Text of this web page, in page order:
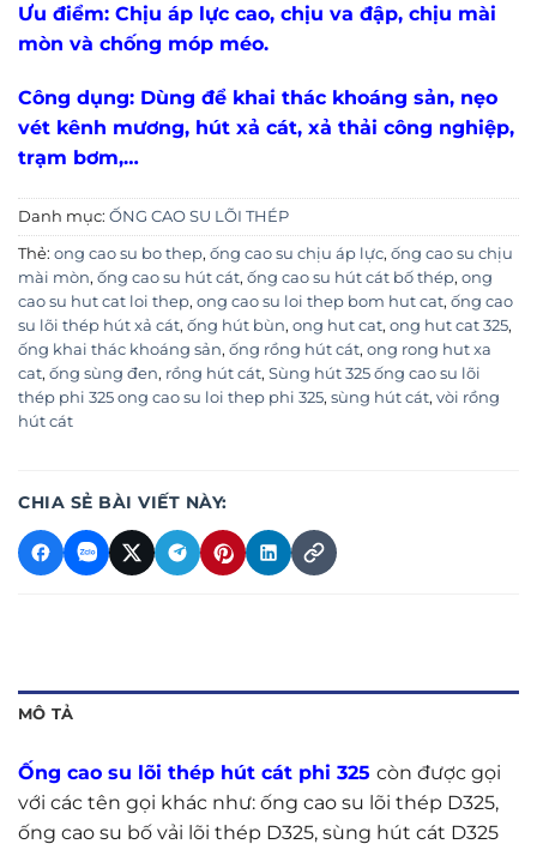
Ưu điểm: Chịu áp lực cao, chịu va đập, chịu mài
mòn và chống móp méo.
Công dụng: Dùng để khai thác khoáng sản, nẹo
vét kênh mương, hút xả cát, xả thải công nghiệp,
trạm bơm,…
Danh mục: ỐNG CAO SU LÕI THÉP
Thẻ: ong cao su bo thep, ống cao su chịu áp lực, ống cao su chịu
mài mòn, ống cao su hút cát, ống cao su hút cát bố thép, ong
cao su hut cat loi thep, ong cao su loi thep bom hut cat, ống cao
su lõi thép hút xả cát, ống hút bùn, ong hut cat, ong hut cat 325,
ống khai thác khoáng sản, ống rồng hút cát, ong rong hut xa
cat, ống sùng đen, rồng hút cát, Sùng hút 325 ống cao su lõi
thép phi 325 ong cao su loi thep phi 325, sùng hút cát, vòi rồng
hút cát
CHIA SẺ BÀI VIẾT NÀY:
MÔ TẢ
Ống cao su lõi thép hút cát phi 325 còn được gọi
với các tên gọi khác như: ống cao su lõi thép D325,
ống cao su bố vải lõi thép D325, sùng hút cát D325